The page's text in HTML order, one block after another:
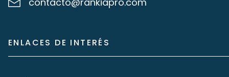
ENLACES DE INTERÉS